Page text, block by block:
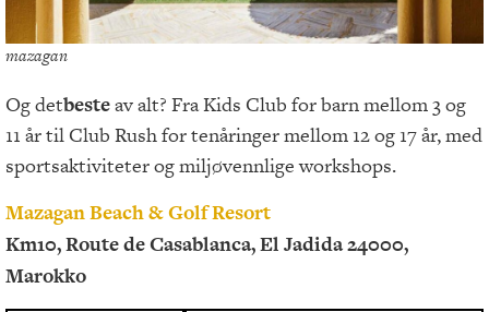
mazagan
Og detbesteav alt? Fra Kids Club for barn mellom 3 og
11 år til Club Rush for tenåringer mellom 12 og 17 år, med
sportsaktiviteter og miljøvennlige workshops.
Mazagan Beach & Golf Resort
Km10, Route de Casablanca, El Jadida 24000,
Marokko